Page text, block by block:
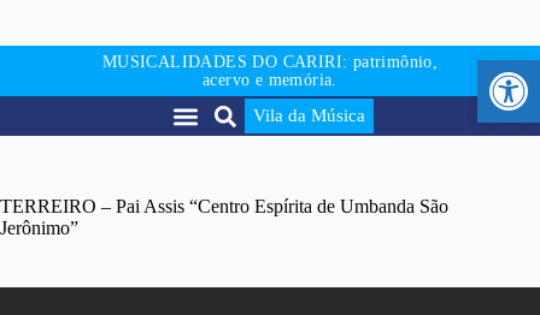
MUSICALIDADES DO CARIRI: patrimônio,
acervo e memória.
Vila da Música
TERREIRO – Pai Assis “Centro Espírita de Umbanda São
Jerônimo”